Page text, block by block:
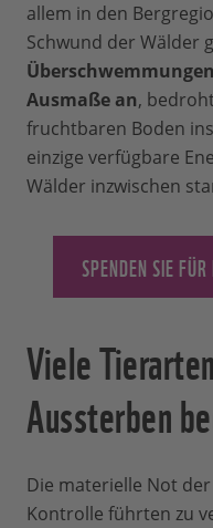
allem in den
Schwund der Wälder
Ausmaße an,
fruchtbaren Boden
einzige verfügbare
Wälder inzwischen
SPENDEN SIE
Viele
Aussterben
Die materielle Not
Kontrolle führten zu